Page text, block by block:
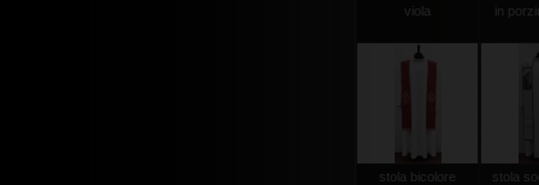
viola
in
stola bicolore
stola